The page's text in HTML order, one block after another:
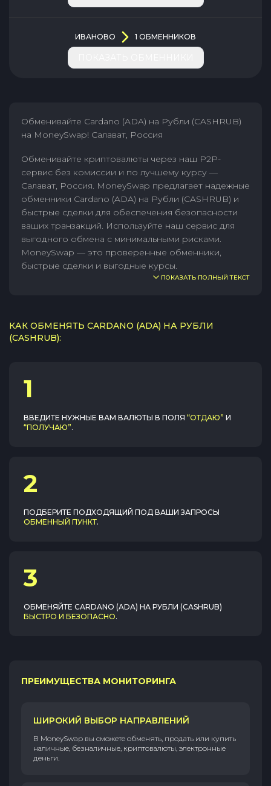
ИВАНОВО 1 ОБМЕННИКОВ
Обменивайте Cardano (ADA) на Рубли (CASHRUB)
на MoneySwap! Салават, Россия
Обменивайте криптовалюты через наш P2P-
сервис без комиссии и по лучшему курсу —
Салават, Россия. MoneySwap предлагает надежные
обменники Cardano (ADA) на Рубли (CASHRUB) и
быстрые сделки для обеспечения безопасности
ваших транзакций. Используйте наш сервис для
выгодного обмена с минимальными рисками.
MoneySwap — это проверенные обменники,
быстрые сделки и выгодные курсы.
ПОКАЗАТЬ ПОЛНЫЙ ТЕКСТ
КАК ОБМЕНЯТЬ CARDANO (ADA) НА РУБЛИ
(CASHRUB):
1
ВВЕДИТЕ НУЖНЫЕ ВАМ ВАЛЮТЫ В ПОЛЯ “ОТДАЮ” И
“ПОЛУЧАЮ”.
2
ПОДБЕРИТЕ ПОДХОДЯЩИЙ ПОД ВАШИ ЗАПРОСЫ
ОБМЕННЫЙ ПУНКТ.
3
ОБМЕНЯЙТЕ CARDANO (ADA) НА РУБЛИ (CASHRUB)
БЫСТРО И БЕЗОПАСНО.
ПРЕИМУЩЕСТВА МОНИТОРИНГА
ШИРОКИЙ ВЫБОР НАПРАВЛЕНИЙ
В MoneySwap вы сможете обменять, продать или купить
наличные, безналичные, криптовалюты, электронные
деньги.